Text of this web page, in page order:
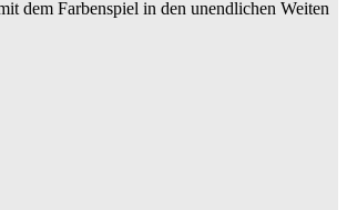
dem Farbenspiel in den unendlichen Weiten